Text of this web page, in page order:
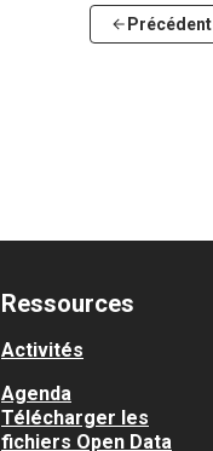
Précédent
Ressources
Activités
Agenda
Télécharger les
fichiers Open Data